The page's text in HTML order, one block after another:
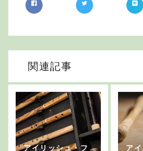
関連記事
アイリッシュ・フ ア